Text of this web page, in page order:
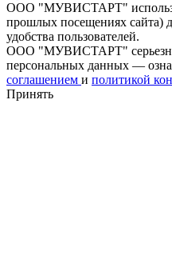
ООО "МУВИСТАРТ"
прошлых посещениях сайта)
удобства пользователей.
ООО "МУВИСТАРТ" серьезно
персональных данных —
соглашением и политикой
Принять